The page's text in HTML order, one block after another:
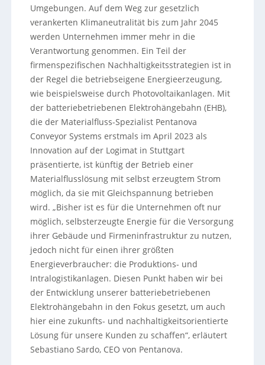
Umgebungen. Auf dem Weg zur gesetzlich
verankerten Klimaneutralität bis zum Jahr 2045
werden Unternehmen immer mehr in die
Verantwortung genommen. Ein Teil der
firmenspezifischen Nachhaltigkeitsstrategien ist in
der Regel die betriebseigene Energieerzeugung,
wie beispielsweise durch Photovoltaikanlagen. Mit
der batteriebetriebenen Elektrohängebahn (EHB),
die der Materialfluss-Spezialist Pentanova
Conveyor Systems erstmals im April 2023 als
Innovation auf der Logimat in Stuttgart
präsentierte, ist künftig der Betrieb einer
Materialflusslösung mit selbst erzeugtem Strom
möglich, da sie mit Gleichspannung betrieben
wird. „Bisher ist es für die Unternehmen oft nur
möglich, selbsterzeugte Energie für die Versorgung
ihrer Gebäude und Firmeninfrastruktur zu nutzen,
jedoch nicht für einen ihrer größten
Energieverbraucher: die Produktions- und
Intralogistikanlagen. Diesen Punkt haben wir bei
der Entwicklung unserer batteriebetriebenen
Elektrohängebahn in den Fokus gesetzt, um auch
hier eine zukunfts- und nachhaltigkeitsorientierte
Lösung für unsere Kunden zu schaffen“, erläutert
Sebastiano Sardo, CEO von Pentanova.